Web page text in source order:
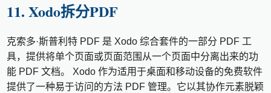
11. Xodo拆分PDF
克索多·斯普利特 PDF 是 Xodo 综合套件的一部分 PDF 工
具，提供将单个页面或页面范围从一个页面中分离出来的功
能 PDF 文档。 Xodo 作为适用于桌面和移动设备的免费软件
提供了一种易于访问的方法 PDF 管理。它以其协作元素脱颖